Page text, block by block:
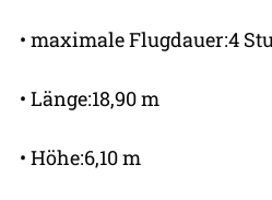
• maximale Flugdauer:4
• Länge:18,90 m
• Höhe:6,10 m